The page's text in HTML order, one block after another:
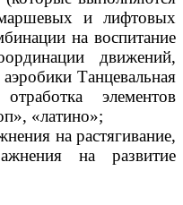
и лифтовых
на воспитание
движений,
Танцевальная
элементов
«латино»;
на растягивание,
на развитие